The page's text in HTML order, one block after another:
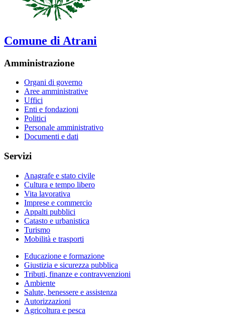
Comune di Atrani
Amministrazione
Organi di governo
Aree amministrative
Uffici
Enti e fondazioni
Politici
Personale amministrativo
Documenti e dati
Servizi
Anagrafe e stato civile
Cultura e tempo libero
Vita lavorativa
Imprese e commercio
Appalti pubblici
Catasto e urbanistica
Turismo
Mobilità e trasporti
Educazione e formazione
Giustizia e sicurezza pubblica
Tributi, finanze e contravvenzioni
Ambiente
Salute, benessere e assistenza
Autorizzazioni
Agricoltura e pesca